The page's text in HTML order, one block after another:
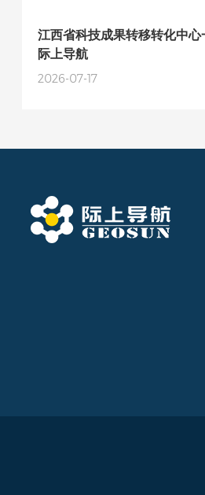
江西省科技成果转移转化中心
际上导航
2026-07-17